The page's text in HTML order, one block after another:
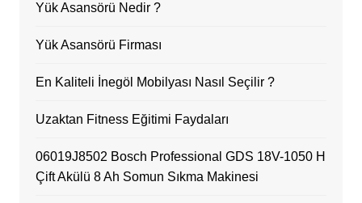
Yük Asansörü Nedir ?
Yük Asansörü Firması
En Kaliteli İnegöl Mobilyası Nasıl Seçilir ?
Uzaktan Fitness Eğitimi Faydaları
06019J8502 Bosch Professional GDS 18V-1050 H
Çift Akülü 8 Ah Somun Sıkma Makinesi